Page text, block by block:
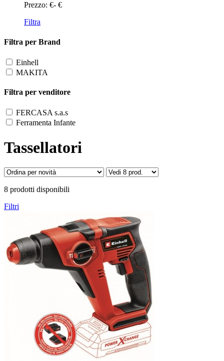
Prezzo: €- €
Filtra
Filtra per Brand
Einhell
MAKITA
Filtra per venditore
FERCASA s.a.s
Ferramenta Infante
Tassellatori
8 prodotti disponibili
Filtri